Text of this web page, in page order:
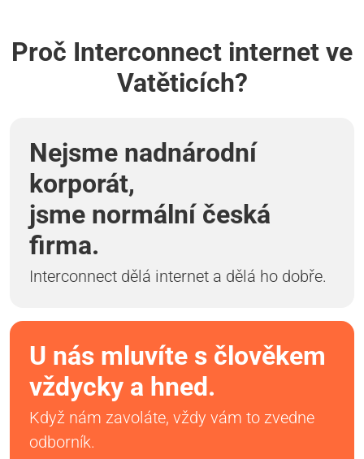
Proč Interconnect internet ve
Vatěticích?
Nejsme nadnárodní
korporát,
jsme normální česká
firma.
Interconnect dělá internet a dělá ho dobře.
U nás mluvíte s člověkem
vždycky a hned.
Když nám zavoláte, vždy vám to zvedne
odborník.